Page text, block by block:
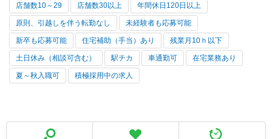
店舗数10～29 店舗数30以上 年間休日120日以上
原則、引越しを伴う転勤なし 未経験者も応募可能
新卒も応募可能 住宅補助（手当）あり 残業月10ｈ以下
土日休み（相談可含む） 駅チカ 車通勤可 在宅業務あり
夏～秋入職可 積極採用中の求人